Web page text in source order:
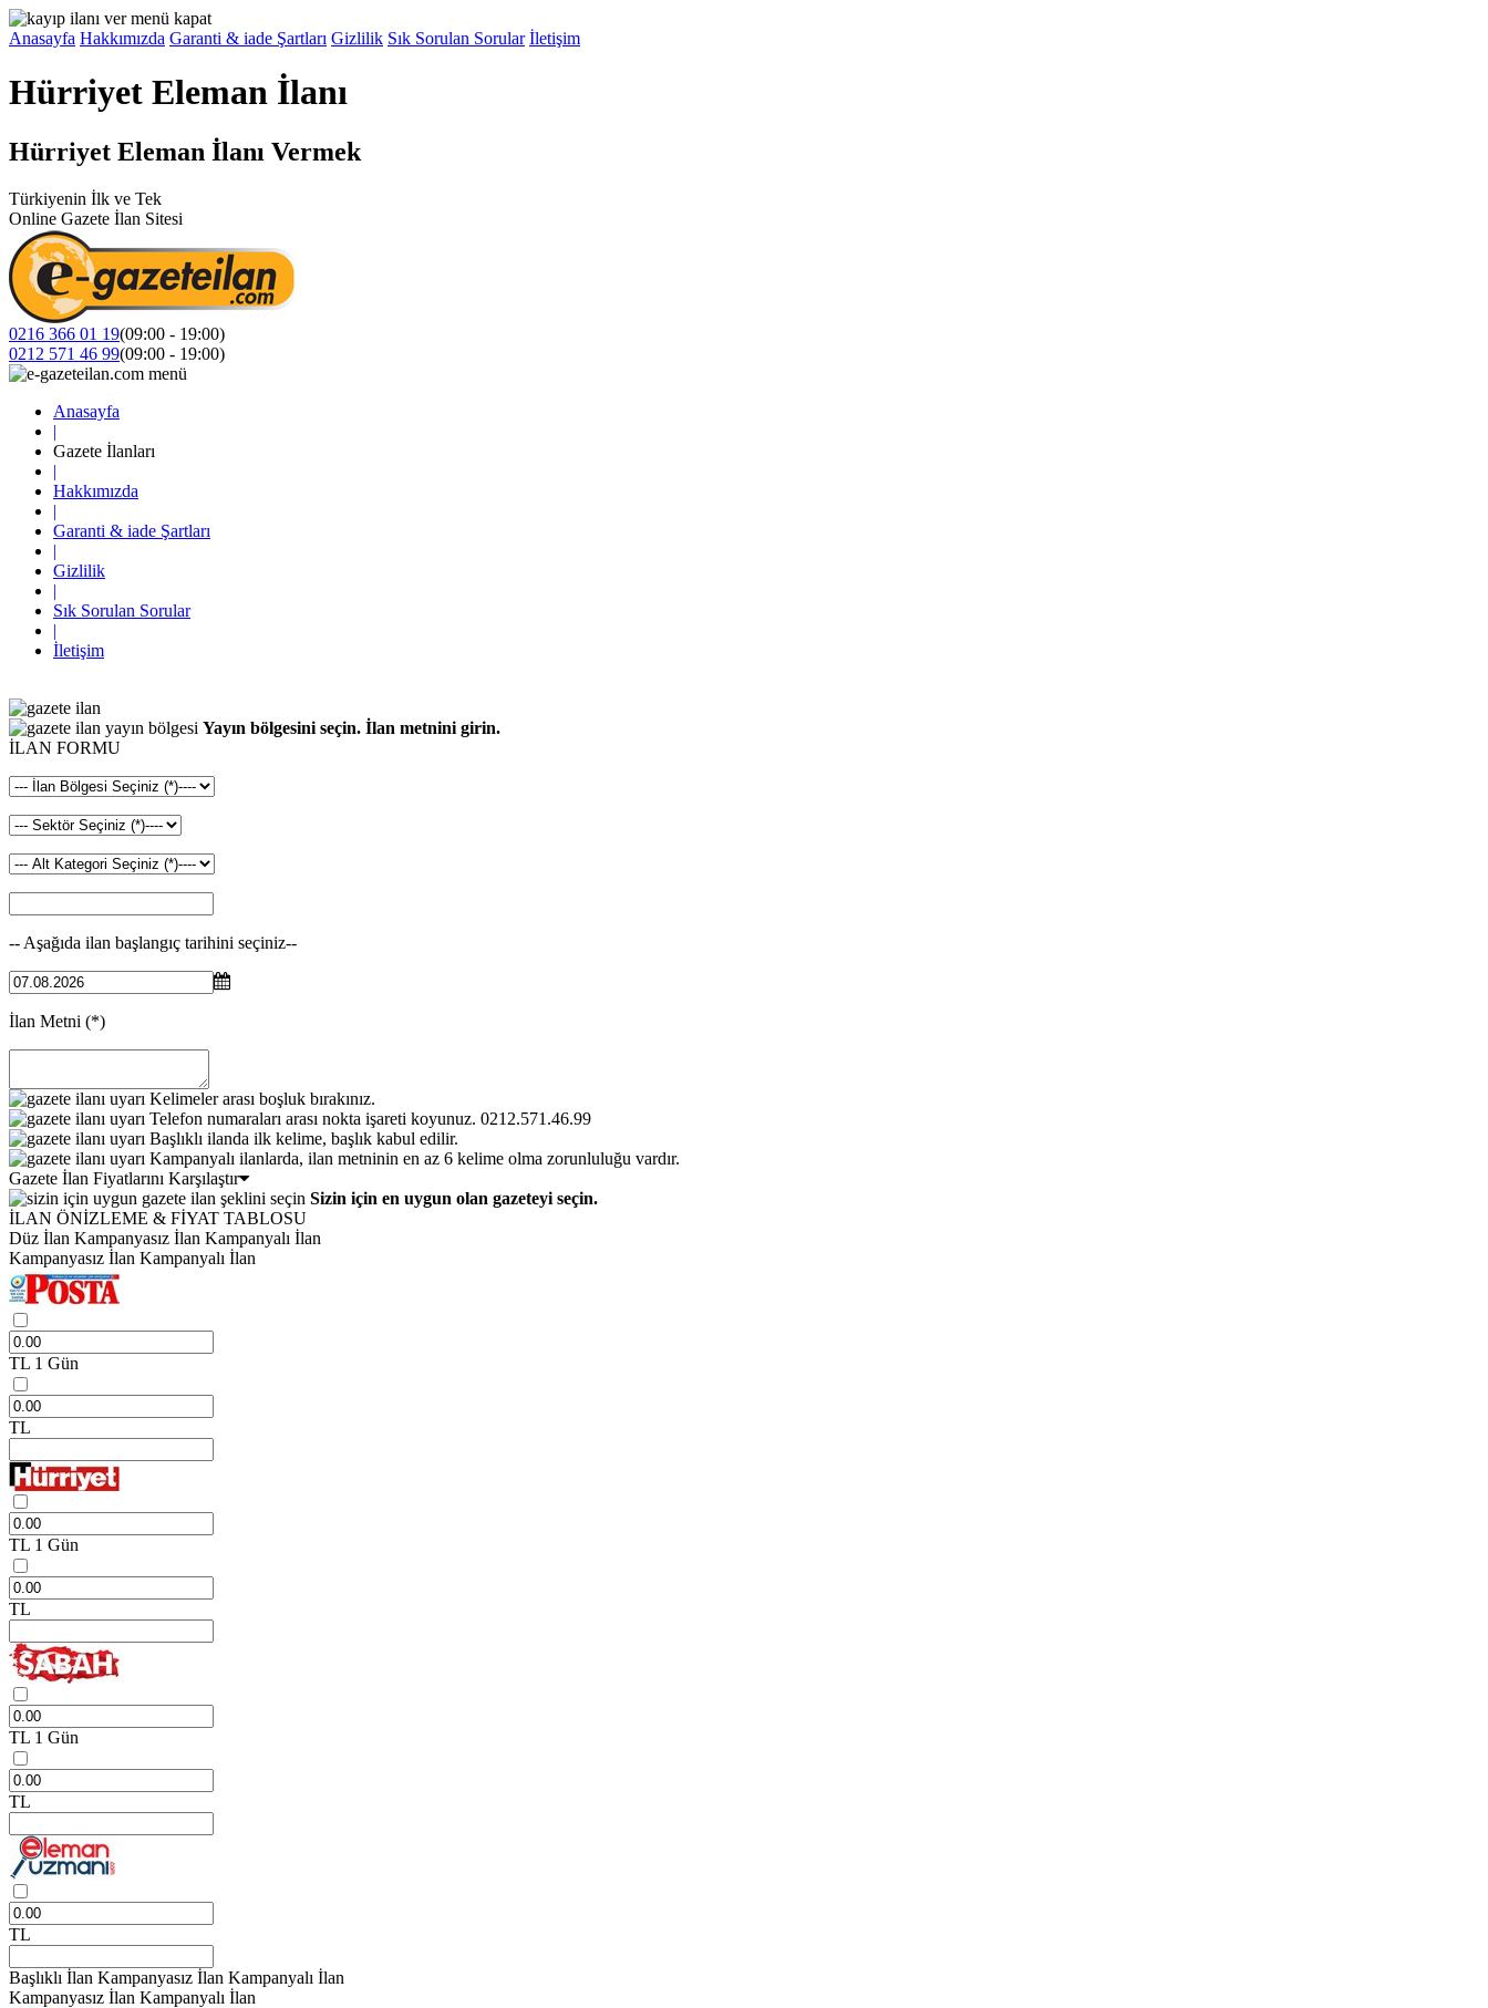
Anasayfa Hakkımızda Garanti & iade Şartları Gizlilik Sık Sorulan Sorular İletişim
Hürriyet Eleman İlanı
Hürriyet Eleman İlanı Vermek
Türkiyenin İlk ve Tek
Online Gazete İlan Sitesi
0216 366 01 19(09:00 - 19:00)
0212 571 46 99(09:00 - 19:00)
Anasayfa
|
Gazete İlanları
|
Hakkımızda
|
Garanti & iade Şartları
|
Gizlilik
|
Sık Sorulan Sorular
|
İletişim
Yayın bölgesini seçin. İlan metnini girin.
İLAN FORMU
-- Aşağıda ilan başlangıç tarihini seçiniz--
İlan Metni (*)
Kelimeler arası boşluk bırakınız.
Telefon numaraları arası nokta işareti koyunuz. 0212.571.46.99
Başlıklı ilanda ilk kelime, başlık kabul edilir.
Kampanyalı ilanlarda, ilan metninin en az 6 kelime olma zorunluluğu vardır.
Gazete İlan Fiyatlarını Karşılaştır
Sizin için en uygun olan gazeteyi seçin.
İLAN ÖNİZLEME & FİYAT TABLOSU
Düz İlan Kampanyasız İlan Kampanyalı İlan
Kampanyasız İlan Kampanyalı İlan
TL 1 Gün
TL
TL 1 Gün
TL
TL 1 Gün
TL
TL
Başlıklı İlan Kampanyasız İlan Kampanyalı İlan
Kampanyasız İlan Kampanyalı İlan